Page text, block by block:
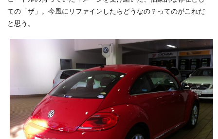
ての「ザ」。今風にリファインしたらどうなの？ってのがこれだ
と思う。